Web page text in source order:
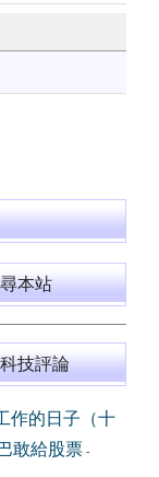
本站
技評論
作的日子（十
敢給股票-